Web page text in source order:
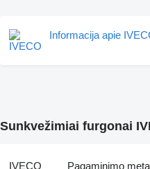
Informacija apie
Sunkvežimiai furgonai
IVECO
Pagaminimo